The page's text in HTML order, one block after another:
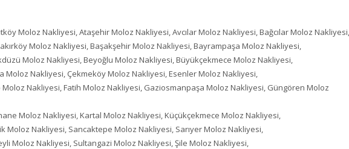
Moloz Nakliyesi, Ataşehir Moloz Nakliyesi, Avcılar Moloz Nakliyesi, Bağcılar Moloz Nakliyesi,
Moloz Nakliyesi, Başakşehir Moloz Nakliyesi, Bayrampaşa Moloz Nakliyesi,
Moloz Nakliyesi, Beyoğlu Moloz Nakliyesi, Büyükçekmece Moloz Nakliyesi,
Moloz Nakliyesi, Çekmeköy Moloz Nakliyesi, Esenler Moloz Nakliyesi,
Nakliyesi, Fatih Moloz Nakliyesi, Gaziosmanpaşa Moloz Nakliyesi, Güngören Moloz
Moloz Nakliyesi, Kartal Moloz Nakliyesi, Küçükçekmece Moloz Nakliyesi,
Moloz Nakliyesi, Sancaktepe Moloz Nakliyesi, Sarıyer Moloz Nakliyesi,
Moloz Nakliyesi, Sultangazi Moloz Nakliyesi, Şile Moloz Nakliyesi,